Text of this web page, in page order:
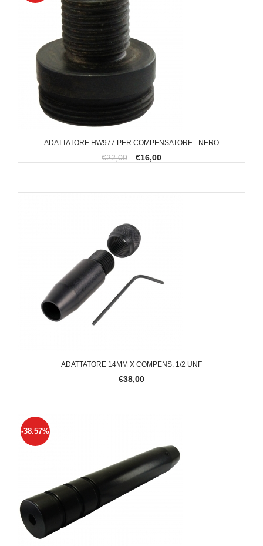
ADATTATORE HW977 PER COMPENSATORE - NERO
€22,00 €16,00
ADATTATORE 14MM X COMPENS. 1/2 UNF
€38,00
-38.57%